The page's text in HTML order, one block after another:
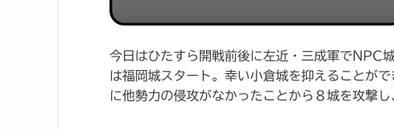
今日はひたすら開戦前後に左近・三成軍でNPC
は福岡城スタート。幸い小倉城を抑えることが
に他勢力の侵攻がなかったことから８城を攻撃